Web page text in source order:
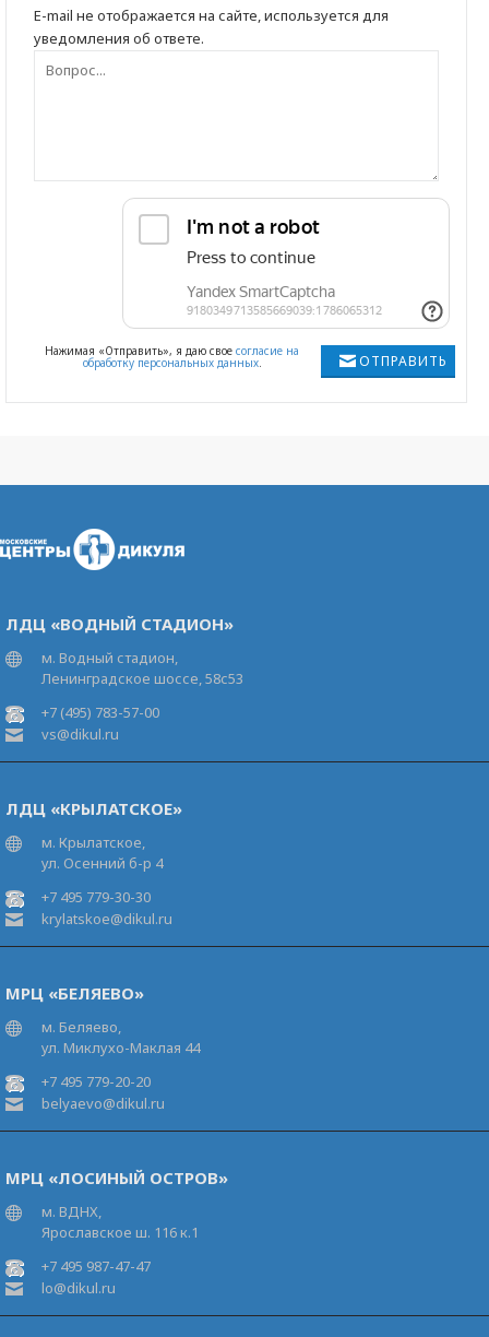
E-mail не отображается на сайте, используется для
уведомления об ответе.
ОТПРАВИТЬ
Нажимая «Отправить», я даю свое согласие на
обработку персональных данных.
ЛДЦ «ВОДНЫЙ СТАДИОН»
м. Водный стадион,
Ленинградское шоссе, 58с53
+7 (495) 783-57-00
vs@dikul.ru
ЛДЦ «КРЫЛАТСКОЕ»
м. Крылатское,
ул. Осенний б-р 4
+7 495 779-30-30
krylatskoe@dikul.ru
МРЦ «БЕЛЯЕВО»
м. Беляево,
ул. Миклухо-Маклая 44
+7 495 779-20-20
belyaevo@dikul.ru
МРЦ «ЛОСИНЫЙ ОСТРОВ»
м. ВДНХ,
Ярославское ш. 116 к.1
+7 495 987-47-47
lo@dikul.ru